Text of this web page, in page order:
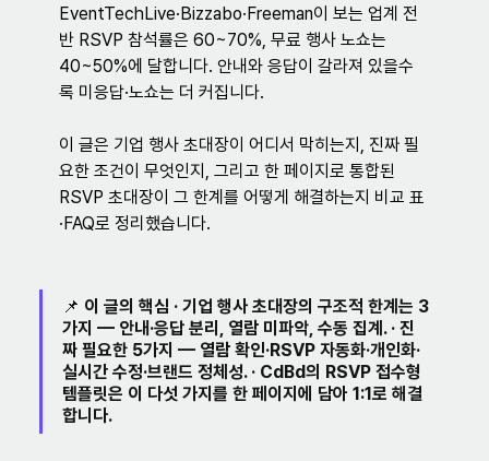
EventTechLive·Bizzabo·Freeman이 보는 업계 전
반 RSVP 참석률은 60~70%, 무료 행사 노쇼는
40~50%에 달합니다. 안내와 응답이 갈라져 있을수
록 미응답·노쇼는 더 커집니다.
이 글은 기업 행사 초대장이 어디서 막히는지, 진짜 필
요한 조건이 무엇인지, 그리고 한 페이지로 통합된
RSVP 초대장이 그 한계를 어떻게 해결하는지 비교 표
·FAQ로 정리했습니다.
📌 이 글의 핵심 · 기업 행사 초대장의 구조적 한계는 3
가지 — 안내·응답 분리, 열람 미파악, 수동 집계. · 진
짜 필요한 5가지 — 열람 확인·RSVP 자동화·개인화·
실시간 수정·브랜드 정체성. · CdBd의 RSVP 접수형
템플릿은 이 다섯 가지를 한 페이지에 담아 1:1로 해결
합니다.